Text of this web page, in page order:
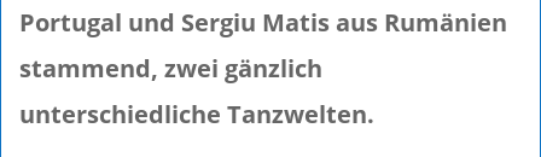
Portugal und Sergiu Matis aus Rumänien
stammend, zwei gänzlich
unterschiedliche Tanzwelten.